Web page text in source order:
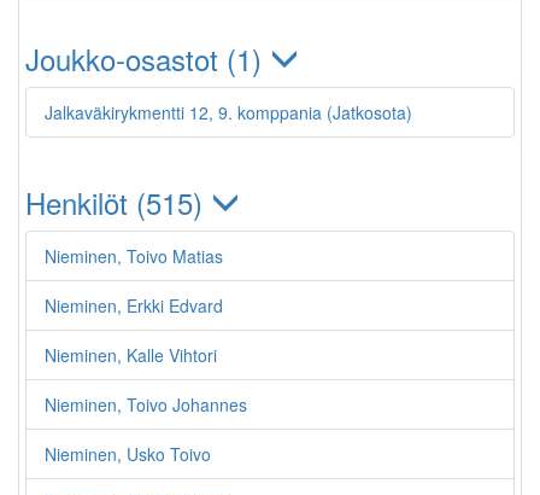
Joukko-osastot (1)
Jalkaväkirykmentti 12, 9. komppania (Jatkosota)
Henkilöt (515)
Nieminen, Toivo Matias
Nieminen, Erkki Edvard
Nieminen, Kalle Vihtori
Nieminen, Toivo Johannes
Nieminen, Usko Toivo